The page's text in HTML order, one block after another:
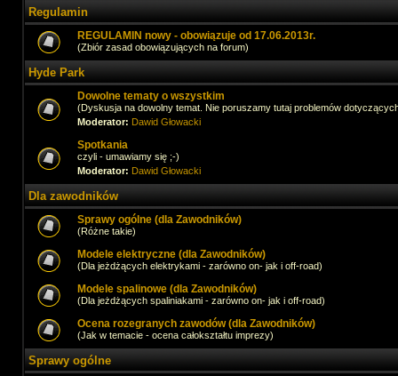
Regulamin
REGULAMIN nowy - obowiązuje od 17.06.2013r.
(Zbiór zasad obowiązujących na forum)
Hyde Park
Dowolne tematy o wszystkim
(Dyskusja na dowolny temat. Nie poruszamy tutaj problemów
Moderator: Dawid Głowacki
Spotkania
czyli - umawiamy się ;-)
Moderator: Dawid Głowacki
Dla zawodników
Sprawy ogólne (dla Zawodników)
(Różne takie)
Modele elektryczne (dla Zawodników)
(Dla jeżdżących elektrykami - zarówno on- jak i off-road)
Modele spalinowe (dla Zawodników)
(Dla jeżdżących spaliniakami - zarówno on- jak i off-road)
Ocena rozegranych zawodów (dla Zawodników)
(Jak w temacie - ocena całokształtu imprezy)
Sprawy ogólne